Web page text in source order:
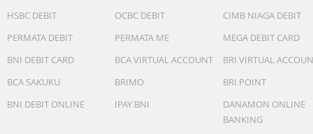
HSBC DEBIT
OCBC DEBIT
CIMB NIAGA DEBIT
PERMATA DEBIT
PERMATA ME
MEGA DEBIT CARD
BNI DEBIT CARD
BCA VIRTUAL ACCOUNT
BRI VIRTUAL
BCA SAKUKU
BRIMO
BRI POINT
BNI DEBIT ONLINE
IPAY BNI
DANAMON ONLINE
BANKING